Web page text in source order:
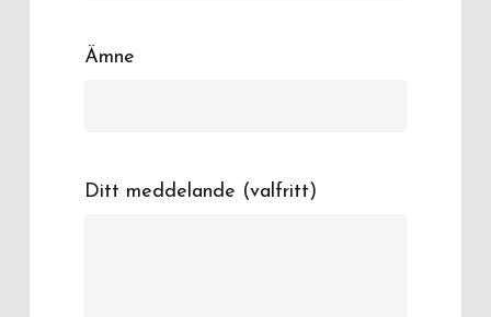
Ämne
Ditt meddelande (valfritt)